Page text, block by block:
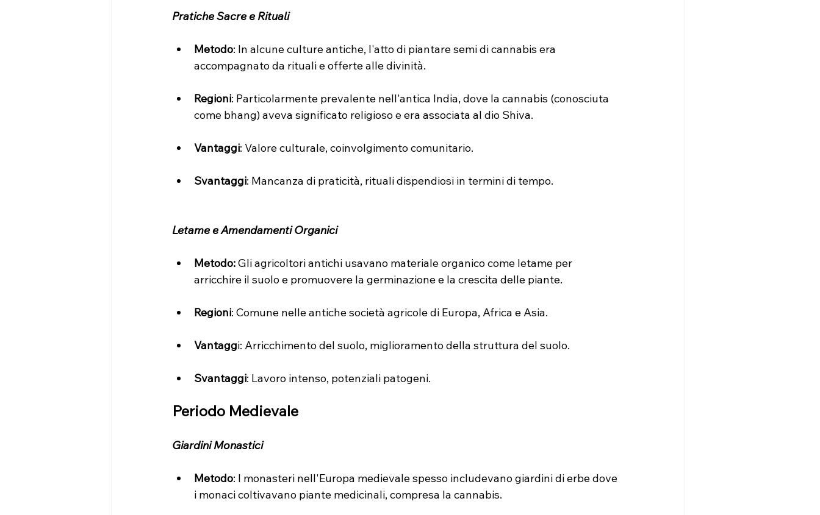
Pratiche Sacre e Rituali
Metodo: In alcune culture antiche, l'atto di piantare semi di cannabis era
accompagnato da rituali e offerte alle divinità.
Regioni: Particolarmente prevalente nell'antica India, dove la cannabis (conosciuta
come bhang) aveva significato religioso e era associata al dio Shiva.
Vantaggi: Valore culturale, coinvolgimento comunitario.
Svantaggi: Mancanza di praticità, rituali dispendiosi in termini di tempo.
Letame e Amendamenti Organici
Metodo: Gli agricoltori antichi usavano materiale organico come letame per
arricchire il suolo e promuovere la germinazione e la crescita delle piante.
Regioni: Comune nelle antiche società agricole di Europa, Africa e Asia.
Vantaggi: Arricchimento del suolo, miglioramento della struttura del suolo.
Svantaggi: Lavoro intenso, potenziali patogeni.
Periodo Medievale
Giardini Monastici
Metodo: I monasteri nell'Europa medievale spesso includevano giardini di erbe dove
i monaci coltivavano piante medicinali, compresa la cannabis.